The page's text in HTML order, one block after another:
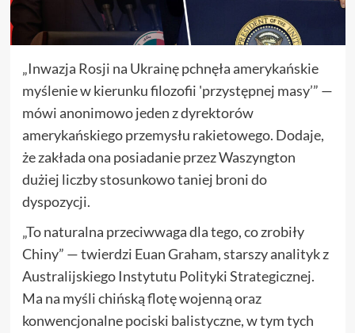
„Inwazja Rosji na Ukrainę pchnęła amerykańskie
myślenie w kierunku filozofii 'przystępnej masy’” —
mówi anonimowo jeden z dyrektorów
amerykańskiego przemysłu rakietowego. Dodaje,
że zakłada ona posiadanie przez Waszyngton
dużiej liczby stosunkowo taniej broni do
dyspozycji.
„To naturalna przeciwwaga dla tego, co zrobiły
Chiny” — twierdzi Euan Graham, starszy analityk z
Australijskiego Instytutu Polityki Strategicznej.
Ma na myśli chińską flotę wojenną oraz
konwencjonalne pociski balistyczne, w tym tych